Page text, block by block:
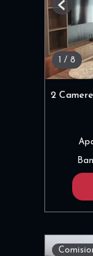
/ 8
Previous
2